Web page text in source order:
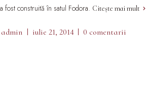
a fost construită în satul Fodora. Citește mai mult
admin iulie 21, 2014 0 comentarii